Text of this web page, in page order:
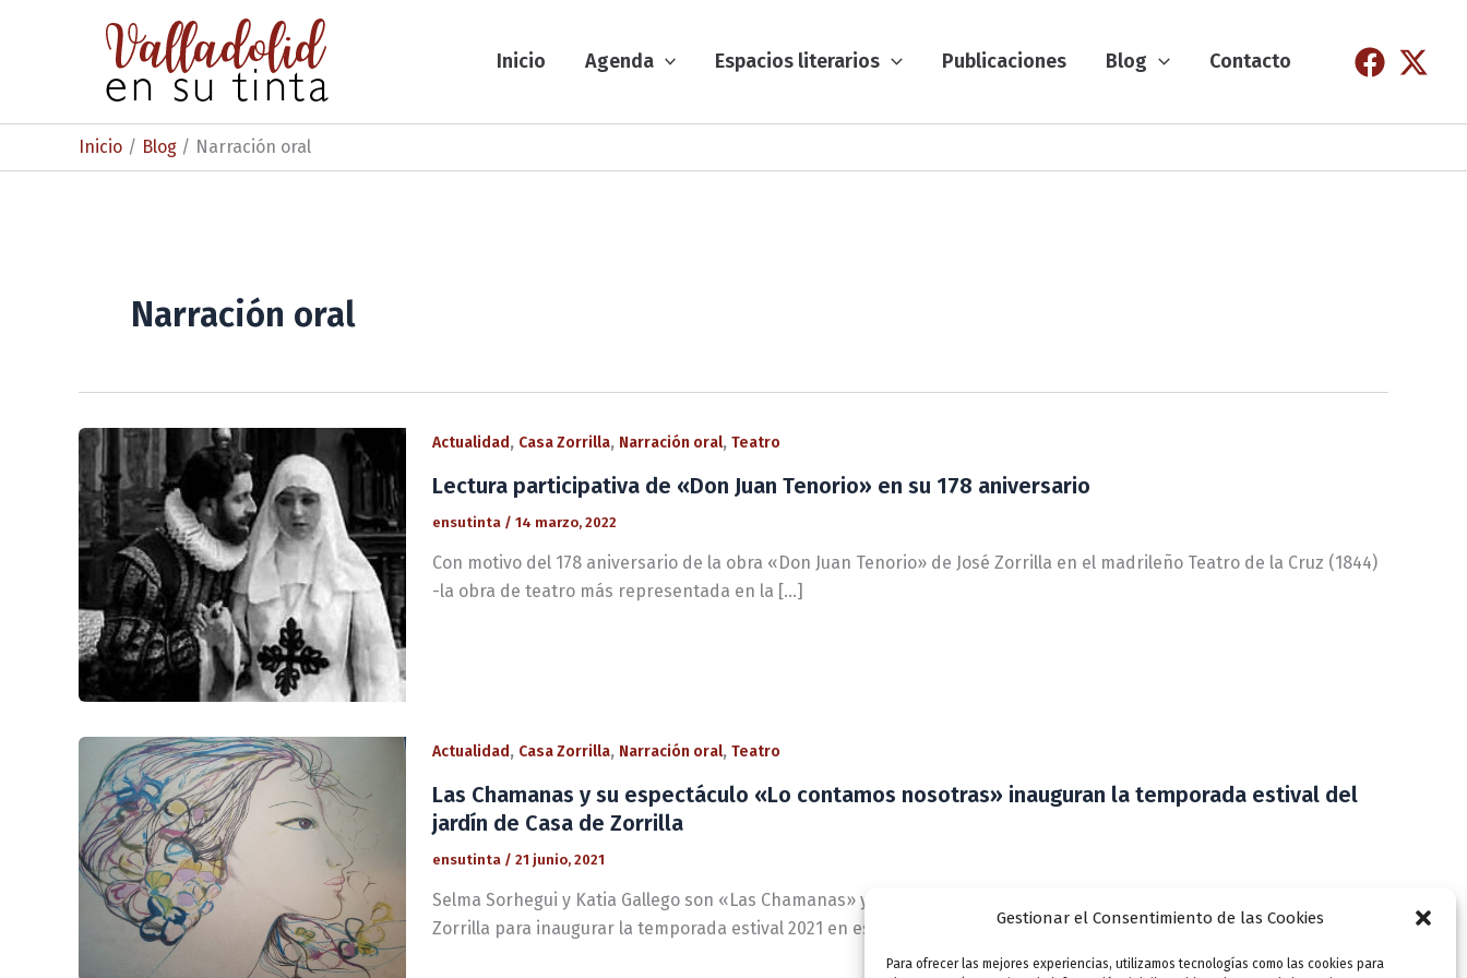
Gestionar el Consentimiento de las Cookies
Para ofrecer las mejores experiencias, utilizamos tecnologías como las cookies para
Inicio Agenda Espacios literarios Publicaciones Blog Contacto
Inicio Blog Narración oral
Narración oral
Actualidad, Casa Zorrilla, Narración oral, Teatro
Lectura participativa de «Don Juan Tenorio» en su 178 aniversario
ensutinta / 14 marzo, 2022
Con motivo del 178 aniversario de la obra «Don Juan Tenorio» de José Zorrilla en el madrileño Teatro de la Cruz (1844)
-la obra de teatro más representada en la […]
Actualidad, Casa Zorrilla, Narración oral, Teatro
Las Chamanas y su espectáculo «Lo contamos nosotras» inauguran la temporada estival del
jardín de Casa de Zorrilla
ensutinta / 21 junio, 2021
Selma Sorhegui y Katia Gallego son «Las Chamanas» y se suben al escenario del jardín romántico de la Casa de
Zorrilla para inaugurar la temporada estival 2021 en ese espacio,